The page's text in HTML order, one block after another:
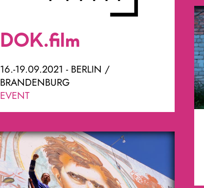
DOK.film
16.-19.09.2021 - BERLIN /
BRANDENBURG
EVENT